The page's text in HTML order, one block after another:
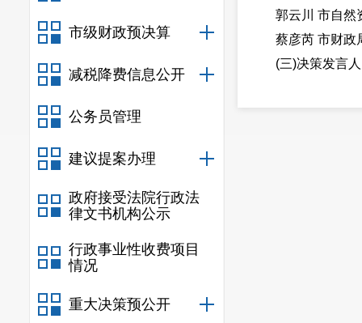
市级财政预决算
减税降费信息公开
公务员管理
建议提案办理
政府接受法院行政法
律文书机构公示
行政事业性收费项目
情况
重大决策预公开
郭云川 市自然
蔡彦芮 市财政
(三)决策发言人
(四)听证监察人